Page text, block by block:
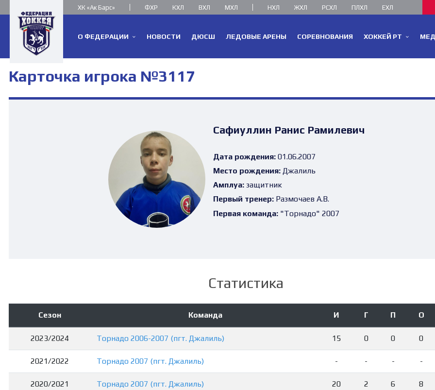
ХК «Ак Барс» ФХР КХЛ ВХЛ МХЛ НХЛ ЖХЛ РСХЛ ПЛХЛ ЕХЛ
О ФЕДЕРАЦИИ НОВОСТИ ДЮСШ ЛЕДОВЫЕ АРЕНЫ СОРЕВНОВАНИЯ ХОККЕЙ РТ
Карточка игрока №3117
Сафиуллин Ранис Рамилевич
Дата рождения:01.06.2007
Место рождения:Джалиль
Амплуа:защитник
Первый тренер:Размочаев А.В.
Первая команда:"Торнадо" 2007
Статистика
Сезон Команда И Г П О
2023/2024 Торнадо 2006-2007 (пгт. Джалиль) 15 0 0 0
2021/2022 Торнадо 2007 (пгт. Джалиль) - - - -
2020/2021 Торнадо 2007 (пгт. Джалиль) 20 2 6 8